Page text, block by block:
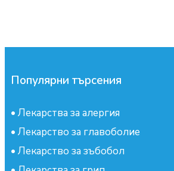
Популярни търсения
• Лекарства за алергия
• Лекарство за главоболие
• Лекарство за зъбобол